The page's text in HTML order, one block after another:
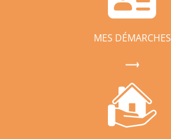
MES DÉMARCHES